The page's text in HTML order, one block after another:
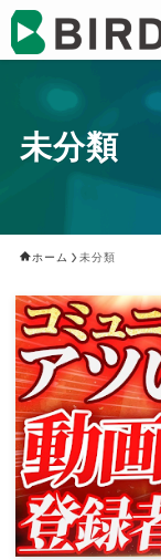
未分類
ホーム 未分類